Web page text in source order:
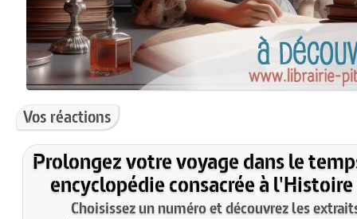
Vos réactions
Prolongez votre voyage dans le
encyclopédie consacrée à l'Histoire
Choisissez un numéro et découvrez les